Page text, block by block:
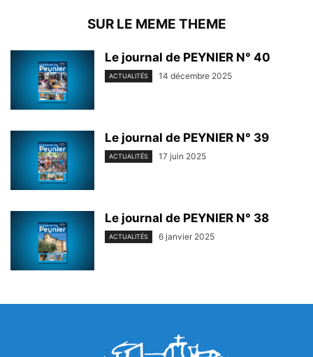
SUR LE MEME THEME
Le journal de PEYNIER N° 40
ACTUALITÉS 14 décembre 2025
Le journal de PEYNIER N° 39
ACTUALITÉS 17 juin 2025
Le journal de PEYNIER N° 38
ACTUALITÉS 6 janvier 2025